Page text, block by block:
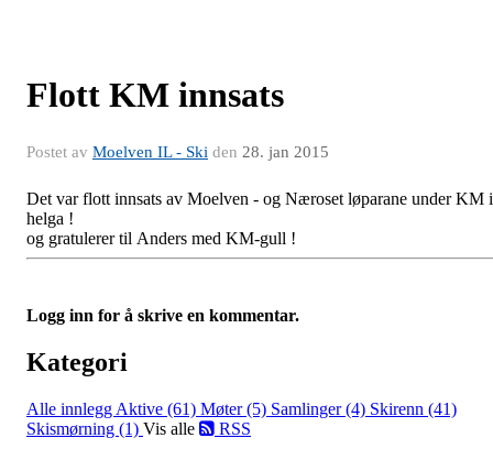
Flott KM innsats
Postet av Moelven IL - Ski den 28. jan 2015
Det var flott innsats av Moelven - og Næroset løparane under KM i
helga !
og gratulerer til Anders med KM-gull !
Logg inn for å skrive en kommentar.
Kategori
Alle innlegg Aktive (61) Møter (5) Samlinger (4) Skirenn (41)
Skismørning (1) Vis alle RSS